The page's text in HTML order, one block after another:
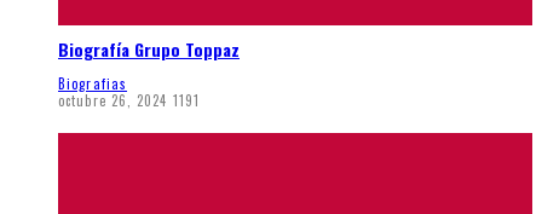
Biografía Grupo Toppaz
Biografias
octubre 26, 2024 1191